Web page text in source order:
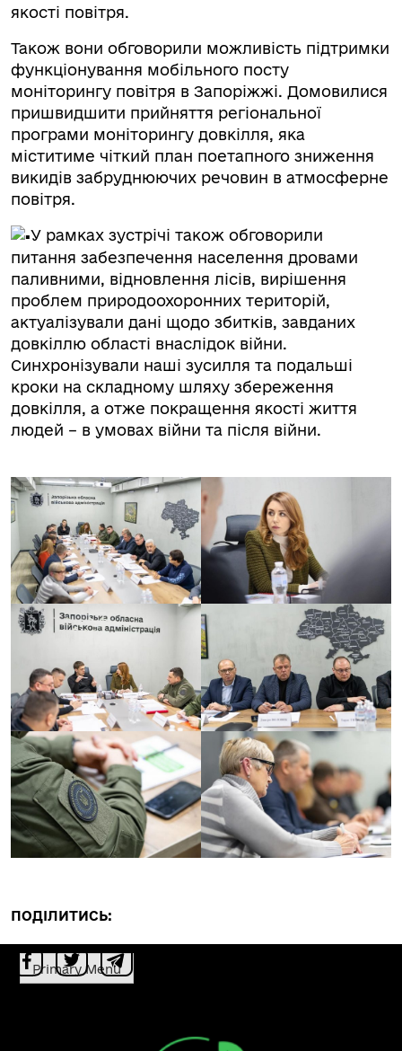
якості повітря.
Також вони обговорили можливість підтримки
функціонування мобільного посту
моніторингу повітря в Запоріжжі. Домовилися
пришвидшити прийняття регіональної
програми моніторингу довкілля, яка
міститиме чіткий план поетапного зниження
викидів забруднюючих речовин в атмосферне
повітря.
У рамках зустрічі також обговорили
питання забезпечення населення дровами
паливними, відновлення лісів, вирішення
проблем природоохоронних територій,
актуалізували дані щодо збитків, завданих
довкіллю області внаслідок війни.
Синхронізували наші зусилля та подальші
кроки на складному шляху збереження
довкілля, а отже покращення якості життя
людей – в умовах війни та після війни.
ПОДІЛИТИСЬ:
Primary Menu